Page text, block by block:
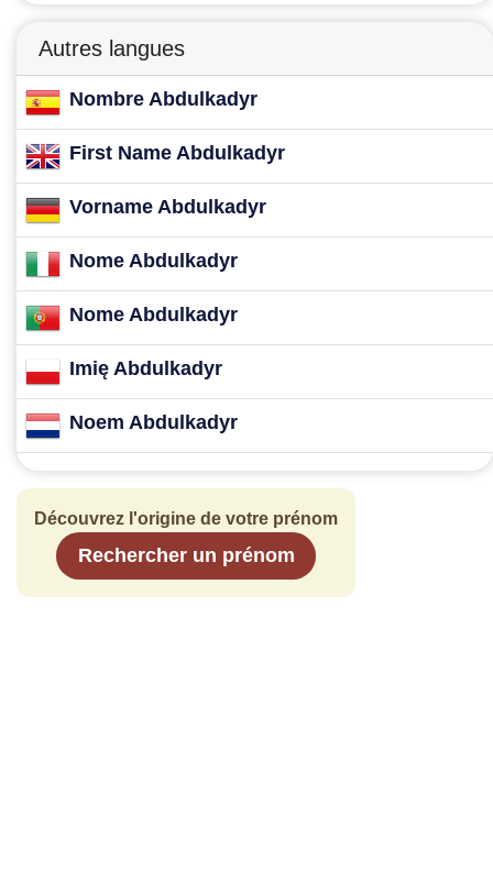
Autres langues
Nombre Abdulkadyr
First Name Abdulkadyr
Vorname Abdulkadyr
Nome Abdulkadyr
Nome Abdulkadyr
Imię Abdulkadyr
Noem Abdulkadyr
Découvrez l'origine de votre prénom
Rechercher un prénom